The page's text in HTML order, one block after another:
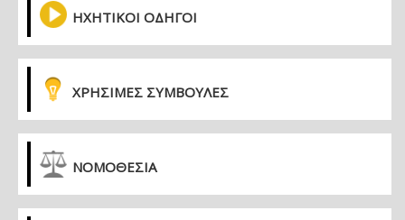
ΗΧΗΤΙΚΟΙ ΟΔΗΓΟΙ
ΧΡΗΣΙΜΕΣ ΣΥΜΒΟΥΛΕΣ
ΝΟΜΟΘΕΣΙΑ